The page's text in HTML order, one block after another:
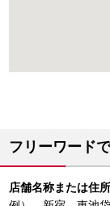
フリーワード
店舗名称または住